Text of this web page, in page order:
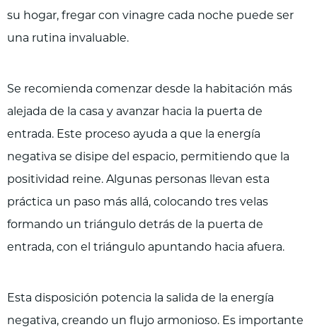
su hogar, fregar con vinagre cada noche puede ser
una rutina invaluable.
Se recomienda comenzar desde la habitación más
alejada de la casa y avanzar hacia la puerta de
entrada. Este proceso ayuda a que la energía
negativa se disipe del espacio, permitiendo que la
positividad reine. Algunas personas llevan esta
práctica un paso más allá, colocando tres velas
formando un triángulo detrás de la puerta de
entrada, con el triángulo apuntando hacia afuera.
Esta disposición potencia la salida de la energía
negativa, creando un flujo armonioso. Es importante